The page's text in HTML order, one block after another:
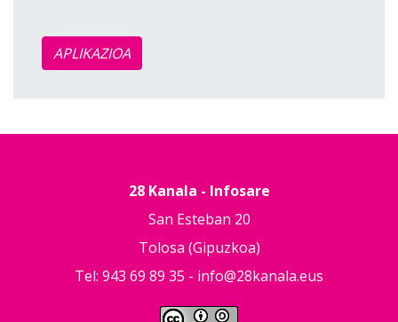
APLIKAZIOA
28 Kanala - Infosare
San Esteban 20
Tolosa (Gipuzkoa)
Tel: 943 69 89 35 - info@28kanala.eus